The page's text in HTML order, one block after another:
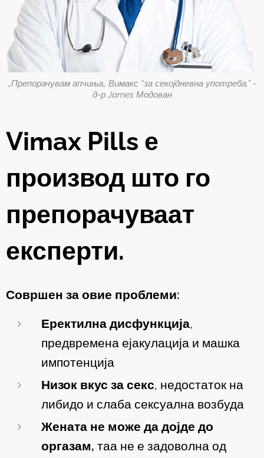
„Препорачувам апчиња„ Вимакс “за секојдневна употреба.” -
д-р James Модован
Vimax Pills е
производ што го
препорачуваат
експерти.
Совршен за овие проблеми:
Еректилна дисфункција,
предвремена ејакулација и машка
импотенција
Низок вкус за секс, недостаток на
либидо и слаба сексуална возбуда
Жената не може да дојде до
оргазам, таа не е задоволна од